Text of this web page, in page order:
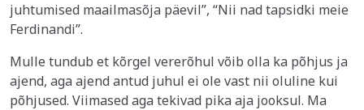
juhtumised maailmasõja päevil”, “Nii nad tapsidki meie
Ferdinandi”.
Mulle tundub et kõrgel vererõhul võib olla ka põhjus ja
ajend, aga ajend antud juhul ei ole vast nii oluline kui
põhjused. Viimased aga tekivad pika aja jooksul. Ma